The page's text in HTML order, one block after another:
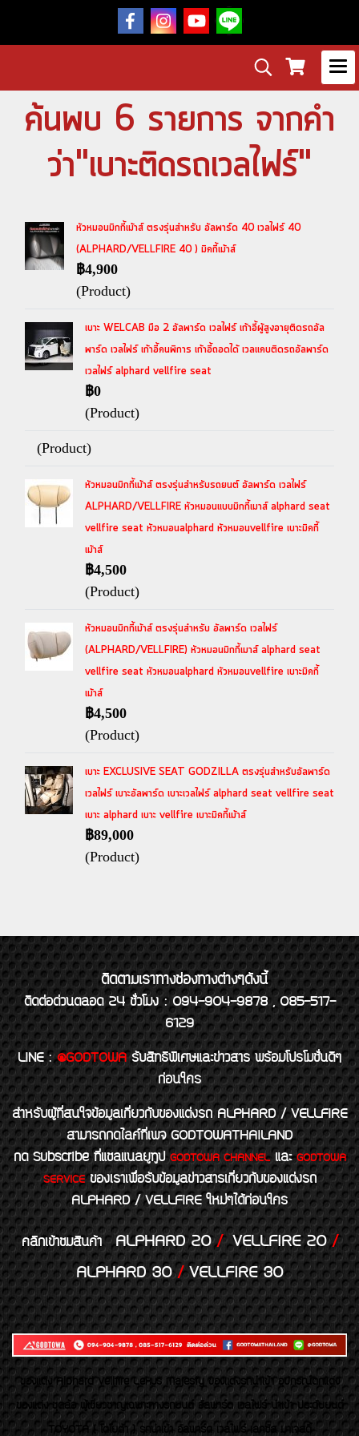
ค้นพบ 6 รายการ จากคำ
ว่า"เบาะติดรถเวลไฟร์"
หัวหมอนมิกกี้เม้าส์ ตรงรุ่นสำหรับ อัลพาร์ด 40 เวลไฟร์ 40
(ALPHARD/VELLFIRE 40 ) มิคกี้เม้าส์
฿4,900
(Product)
เบาะ WELCAB มือ 2 อัลพาร์ด เวลไฟร์ เก้าอี้ผู้สูงอายุติดรถอัล
พาร์ด เวลไฟร์ เก้าอี้คนพิการ เก้าอี้ถอดได้ เวลแคบติดรถอัลพาร์ด
เวลไฟร์ alphard vellfire seat
฿0
(Product)
(Product)
หัวหมอนมิกกี้เม้าส์ ตรงรุ่นสำหรับรถยนต์ อัลพาร์ด เวลไฟร์
ALPHARD/VELLFIRE หัวหมอนแบบมิกกี้เมาส์ alphard seat
vellfire seat หัวหมอนalphard หัวหมอนvellfire เบาะมิคกี้
เม้าส์
฿4,500
(Product)
หัวหมอนมิกกี้เม้าส์ ตรงรุ่นสำหรับ อัลพาร์ด เวลไฟร์
(ALPHARD/VELLFIRE) หัวหมอนมิกกี้เมาส์ alphard seat
vellfire seat หัวหมอนalphard หัวหมอนvellfire เบาะมิคกี้
เม้าส์
฿4,500
(Product)
เบาะ EXCLUSIVE SEAT GODZILLA ตรงรุ่นสำหรับอัลพาร์ด
เวลไฟร์ เบาะอัลพาร์ด เบาะเวลไฟร์ alphard seat vellfire seat
เบาะ alphard เบาะ vellfire เบาะมิคกี้เม้าส์
฿89,000
(Product)
ติดตามเราทางช่องทางต่างๆดังนี้
ติดต่อด่วนตลอด 24 ชั่วโมง : 094-904-9878 , 085-517-
6129
LINE : @GODTOWA รับสิทธิพิเศษและข่าวสาร พร้อมโปรโมชั่นดีๆ
ก่อนใคร
สำหรับผู้ที่สนใจข้อมูลเกี่ยวกับของแต่งรถ ALPHARD / VELLFIRE
สามารถกดไลค์ที่เพจ GODTOWATHAILAND
กด Subscribe ที่แชลแนลยูทูป GODTOWA CHANNELและGODTOWA
SERVICEของเราเพื่อรับข้อมูลข่าวสารเกี่ยวกับของแต่งรถ
ALPHARD / VELLFIRE ใหม่ๆได้ก่อนใคร
คลิกเข้าชมสินค้า ALPHARD 20/VELLFIRE 20/
ALPHARD 30/VELLFIRE 30
ของเเต่ง Alphard Vellfire Lexus Majesty ของเเต่งรถนำเข้า อุปกรณ์ตกแต่ง
ของแต่ง ชุดล้อ ผู้เชี่ยวชาญเฉพาะทางรถยนต์ อัลพาร์ด เวลไฟร์ นำเข้า ประดับยนต์
TOYOTA ( โตโยต้า ) รถนำเข้า อัลพาร์ด เวลไฟร์ เลกซัส มาเจสตี้